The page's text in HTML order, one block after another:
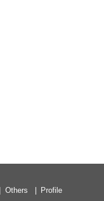
Others Profile